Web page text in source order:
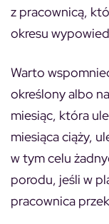
z pracownicą,
okresu
Warto
określony albo
miesiąc, która
miesiąca ciąży,
w tym celu
porodu, jeśli w
pracownica